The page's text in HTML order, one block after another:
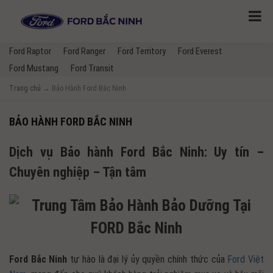
Ford Raptor Ford Ranger Ford Territory
Ford Everest
Ford Mustang
Ford Transit
Trang chủ → Bảo Hành Ford Bắc Ninh
BẢO HÀNH FORD BẮC NINH
Dịch vụ Bảo hành Ford Bắc Ninh: Uy tín –
Chuyên nghiệp – Tận tâm
Ford Bắc Ninh tự hào là đại lý ủy quyền chính thức của Ford Việt